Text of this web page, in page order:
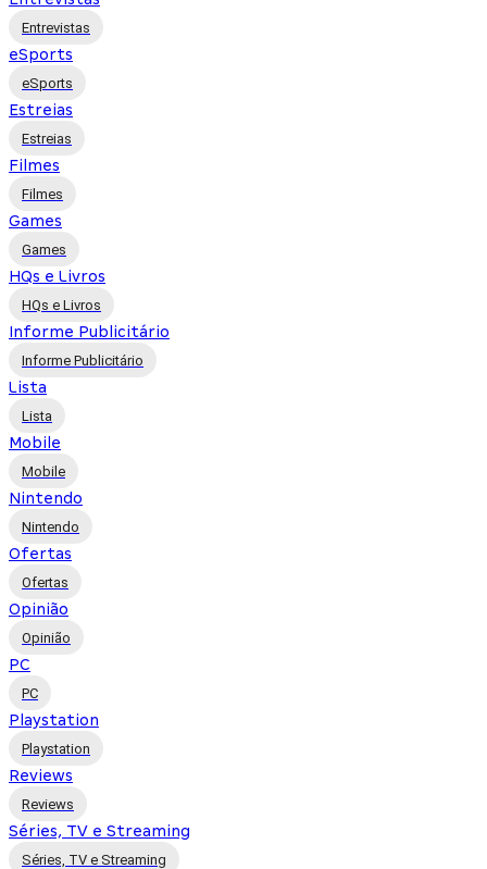
Entrevistas
eSports
eSports
Estreias
Estreias
Filmes
Filmes
Games
Games
HQs e Livros
HQs e Livros
Informe Publicitário
Informe Publicitário
Lista
Lista
Mobile
Mobile
Nintendo
Nintendo
Ofertas
Ofertas
Opinião
Opinião
PC
PC
Playstation
Playstation
Reviews
Reviews
Séries, TV e Streaming
Séries, TV e Streaming